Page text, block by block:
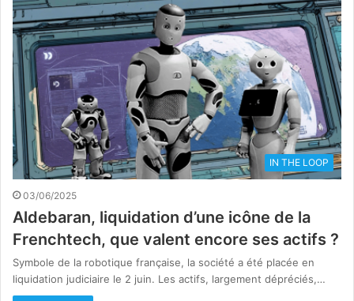
IN THE LOOP
03/06/2025
Aldebaran, liquidation d’une icône de la
Frenchtech, que valent encore ses actifs ?
Symbole de la robotique française, la société a été placée en
liquidation judiciaire le 2 juin. Les actifs, largement dépréciés,…